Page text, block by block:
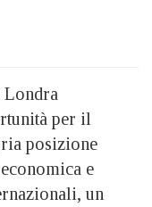
Londra
per il
posizione
e
un